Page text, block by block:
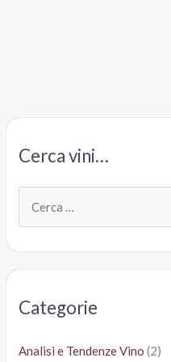
Cerca vini…
Categorie
Analisi e Tendenze Vino (2)